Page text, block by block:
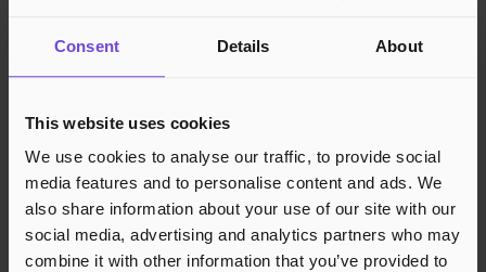
Consent Details About
This website uses cookies
We use cookies to analyse our traffic, to provide social
media features and to personalise content and ads. We
also share information about your use of our site with our
social media, advertising and analytics partners who may
combine it with other information that you’ve provided to
Gavekortsaldo
Kundestøtte
Kundestøtte
Kunnskapsbase
Juridisk
Personvern
Cookies